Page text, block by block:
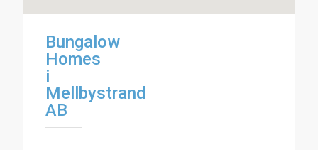
Bungalow
Homes
i
Mellbystrand
AB